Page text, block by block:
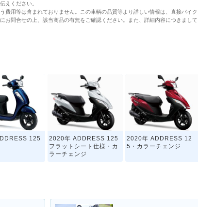
えください。
用等は含まれておりません。この車輌の品質等より詳しい情報は、直接バイク
問合せの上、該当商品の有無をご確認ください。また、詳細内容につきまし
125
2020年 ADDRESS 125
フラットシート仕様・カ
ラーチェンジ
2020年 ADDRESS 12
5・カラーチェンジ